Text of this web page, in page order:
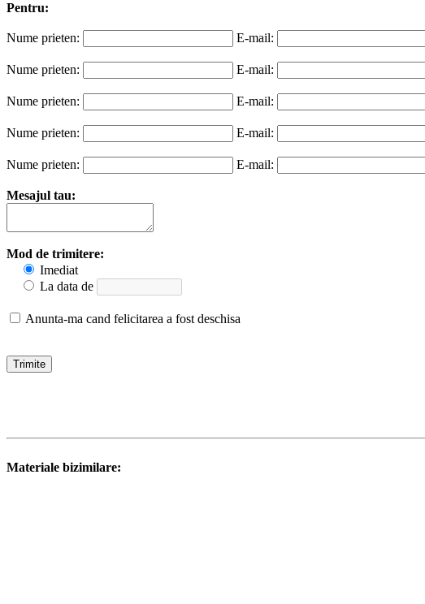
Pentru:
Nume prieten: E-mail:
Nume prieten: E-mail:
Nume prieten: E-mail:
Nume prieten: E-mail:
Nume prieten: E-mail:
Mesajul tau:
Mod de trimitere:
Imediat
La data de
Anunta-ma cand felicitarea a fost deschisa
Materiale bizimilare: